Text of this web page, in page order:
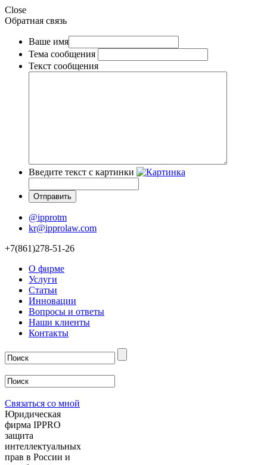
Close
Обратная связь
Ваше имя
Тема сообщения
Текст сообщения
Введите текст с картинки
@ipprotm
kr@ipprolaw.com
+7(861)278-51-26
О фирме
Услуги
Статьи
Инновации
Вопросы и ответы
Наши клиенты
Контакты
Связаться со мной
Юридическая
фирма IPPRO
защита
интеллектуальных
прав в России и